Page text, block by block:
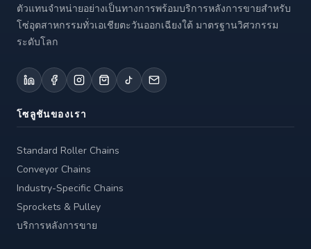
ตัวแทนจำหน่ายอย่างเป็นทางการพร้อมบริการหลังการขายสำหรับ
โซ่อุตสาหกรรมทั่วเอเชียตะวันออกเฉียงใต้ มาตรฐานวิศวกรรม
ระดับโลก
โซลูชันของเรา
Standard Roller Chains
Conveyor Chains
Industry-Specific Chains
Sprockets & Pulley
บริการหลังการขาย